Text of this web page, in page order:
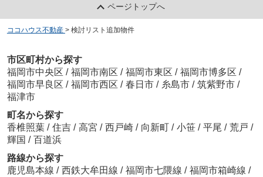
ページトップへ
ココハウス不動産 > 検討リスト追加物件
市区町村から探す
福岡市中央区 / 福岡市南区 / 福岡市東区 / 福岡市博多区 /
福岡市早良区 / 福岡市西区 / 春日市 / 糸島市 / 筑紫野市 /
福津市
町名から探す
香椎照葉 / 住吉 / 高宮 / 西戸崎 / 向新町 / 小笹 / 平尾 / 荒戸 /
輝国 / 百道浜
路線から探す
鹿児島本線 / 西鉄大牟田線 / 福岡市七隈線 / 福岡市箱崎線 /